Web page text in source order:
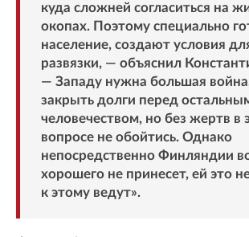
куда сложней согласиться на
окопах. Поэтому специально
население, создают условия
развязки, — объяснил
— Западу нужна большая
закрыть долги перед
человечеством, но без жертв в
вопросе не обойтись. Однако
непосредственно Финляндии
хорошего не принесет, ей это
к этому ведут».